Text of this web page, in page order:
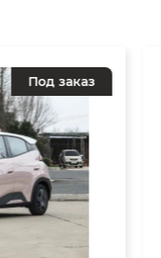
Под заказ